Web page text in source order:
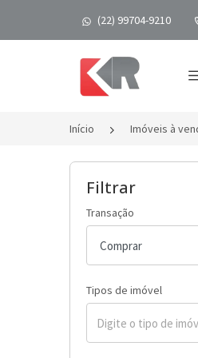
(22) 99704-9210
Página inicial
Início Imóveis à
Filtrar
Transação
Tipos de imóvel